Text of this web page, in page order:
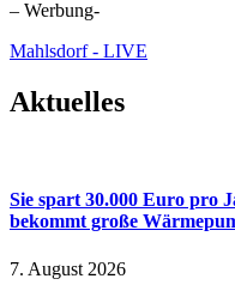
– Werbung-
Mahlsdorf - LIVE
Aktuelles
Sie spart 30.000 Euro pro
bekommt große
7. August 2026